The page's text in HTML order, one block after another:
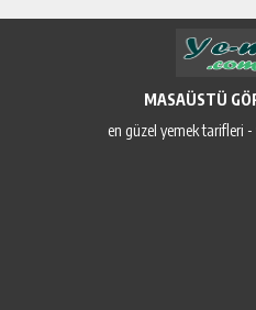
MASAÜSTÜ
en güzel yemek tarifleri